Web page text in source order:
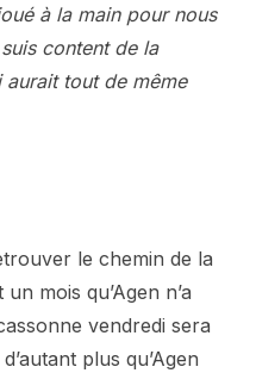
à la main pour nous
content de la
tout de même
le chemin de la
mois qu’Agen n’a
vendredi sera
plus qu’Agen